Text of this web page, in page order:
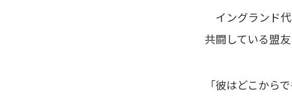
イングランド
共闘している盟
「彼はどこから